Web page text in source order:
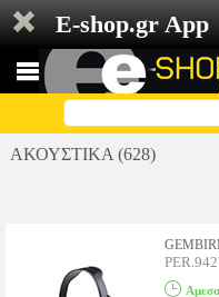
E-shop.gr App
ΑΚΟΥΣΤΙΚΑ (628)